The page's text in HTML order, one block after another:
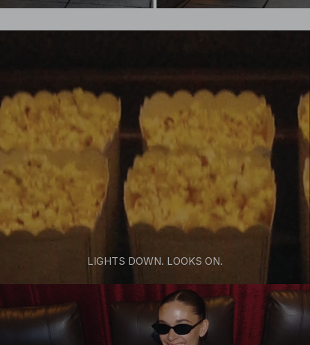
LIGHTS DOWN. LOOKS ON.